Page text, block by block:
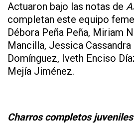
Actuaron bajo las notas de
completan este equipo
Débora Peña Peña, Miriam
Mancilla, Jessica
Domínguez, Iveth Enciso
Mejía Jiménez.
Charros completos juveniles